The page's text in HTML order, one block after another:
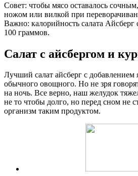
Совет: чтобы мясо оставалось
ножом или вилкой при
Важно: калорийность салата Айсберг
100 граммов.
Салат с айсбергом и
Лучший салат айсберг с добавлением
обычного овощного. Но не зря
на ночь. Все верно, наш желудок
не то чтобы долго, но перед сном не
организм таким продуктом.